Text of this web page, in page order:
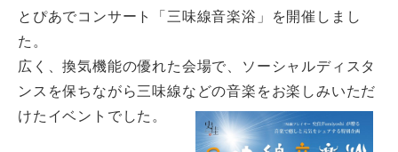
とぴあでコンサート「三味線音楽浴」を開催しまし
た。
広く、換気機能の優れた会場で、ソーシャルディスタ
ンスを保ちながら三味線などの音楽をお楽しみいただ
けたイベントでした。